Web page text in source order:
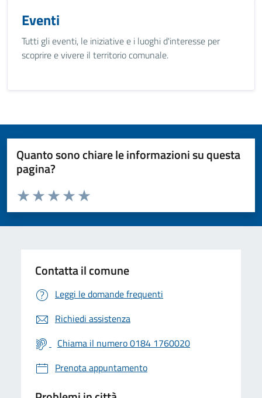
Eventi
Tutti gli eventi, le iniziative e i luoghi d'interesse per
scoprire e vivere il territorio comunale.
Quanto sono chiare le informazioni su questa
pagina?
Valuta da 1 a 5 stelle la pagina
Valuta 5 stelle su 5
Valuta 4 stelle su 5
Valuta 3 stelle su 5
Valuta 2 stelle su 5
Valuta 1 stelle su 5
Contatta il comune
Leggi le domande frequenti
Richiedi assistenza
Chiama il numero 0184 1760020
Prenota appuntamento